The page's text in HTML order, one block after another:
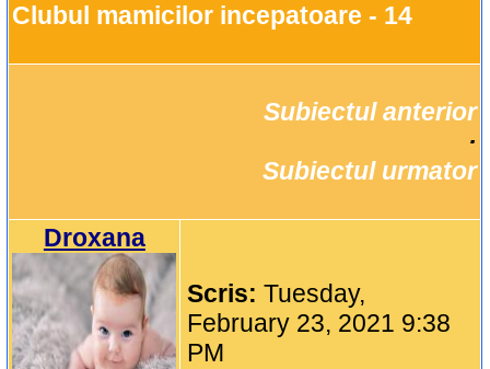
Clubul mamicilor incepatoare - 14
Subiectul anterior
Subiectul urmator
Droxana
Scris:Tuesday,
February 23, 2021 9:38
PM